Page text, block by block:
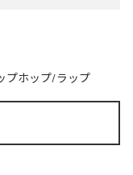
プホップ/ラップ